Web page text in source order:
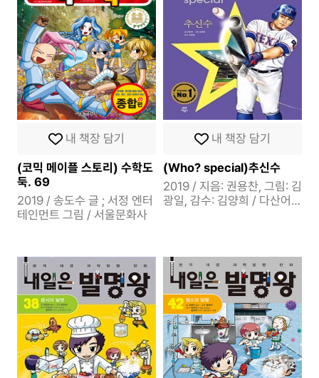
내 책장 담기
(코믹 메이플 스토리) 수학도
둑. 69
2019 / 송도수 글 ; 서정 엔터
테인먼트 그림 / 서울문화사
내 책장 담기
(Who? special)추신수
2019 / 지음: 권용찬, 그림: 김
광일, 감수: 김양희 / 다산어린